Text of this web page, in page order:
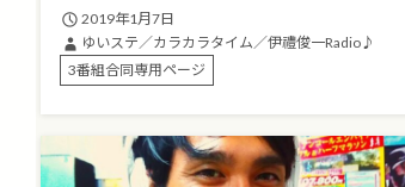
2019年1月7日
ゆいステ／カラカラタイム／伊禮俊一Radio♪
3番組合同専用ページ